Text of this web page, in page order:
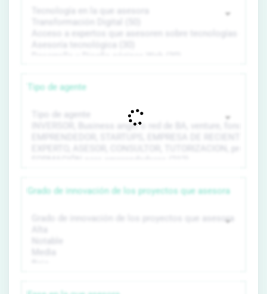
Tipo de agente
Grado de innovación de los proyectos que asesora